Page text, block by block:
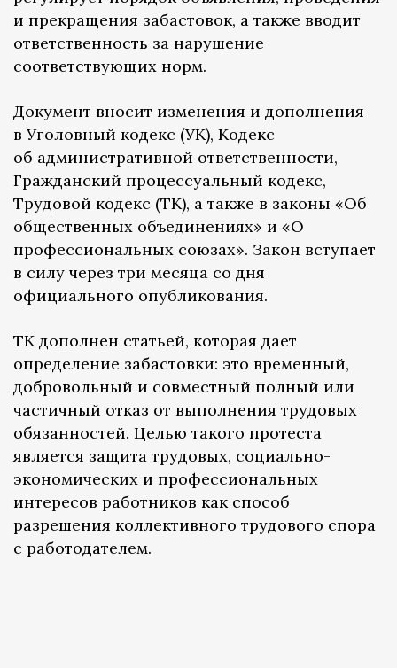
и прекращения забастовок, а также вводит
ответственность за нарушение
соответствующих норм.
Документ вносит изменения и дополнения
в Уголовный кодекс (УК), Кодекс
об административной ответственности,
Гражданский процессуальный кодекс,
Трудовой кодекс (ТК), а также в законы «Об
общественных объединениях» и «О
профессиональных союзах». Закон вступает
в силу через три месяца со дня
официального опубликования.
ТК дополнен статьей, которая дает
определение забастовки: это временный,
добровольный и совместный полный или
частичный отказ от выполнения трудовых
обязанностей. Целью такого протеста
является защита трудовых, социально-
экономических и профессиональных
интересов работников как способ
разрешения коллективного трудового спора
с работодателем.